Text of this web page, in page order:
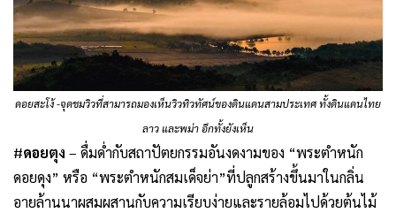
ดอยสะโง้ -จุดชมวิวที่สามารถมองเห็นวิวทิวทัศน์ของดินแดนสามประเทศ ทั้งดินแดนไทย
ลาว และพม่า อีกทั้งยังเห็น
#ดอยตุง – ดื่มด่ำกับสถาปัตยกรรมอันงดงามของ “พระตำหนัก
ดอยดุง” หรือ “พระตำหนักสมเด็จย่า”ที่ปลูกสร้างขึ้นมาในกลิ่น
อายล้านนาผสมผสานกับความเรียบง่ายและรายล้อมไปด้วยต้นไม้